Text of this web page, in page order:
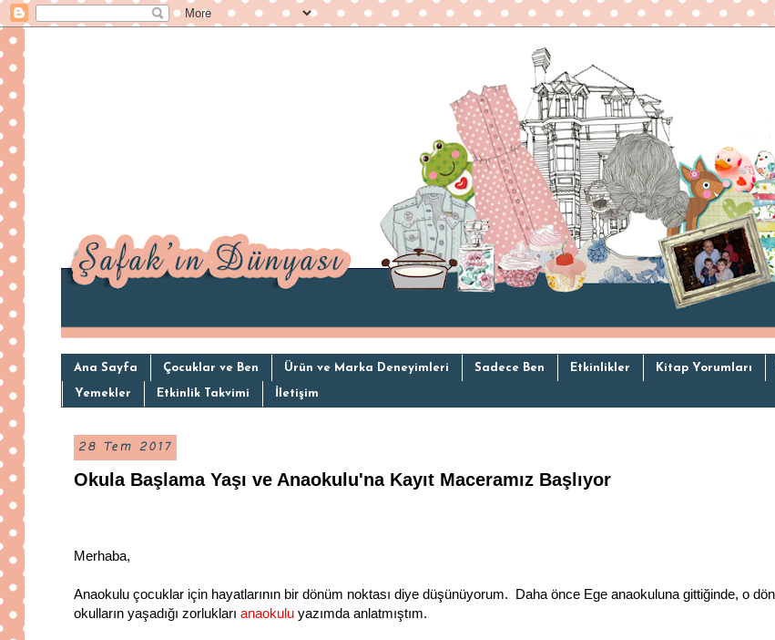
Ana Sayfa Çocuklar ve Ben Ürün ve Marka Deneyimleri Sadece Ben Etkinlikler Kitap Yorumları
Yemekler Etkinlik Takvimi İletişim
28 Tem 2017
Okula Başlama Yaşı ve Anaokulu'na Kayıt Maceramız Başlıyor
Merhaba,
Anaokulu çocuklar için hayatlarının bir dönüm noktası diye düşünüyorum. Daha önce Ege anaokuluna gittiğinde, o
okulların yaşadığı zorlukları anaokulu yazımda anlatmıştım.